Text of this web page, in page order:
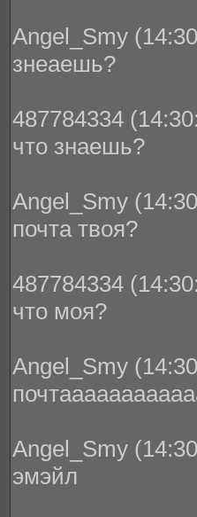
Angel_Smy
знеаешь?
487784334
что знаешь?
Angel_Smy
почта твоя?
487784334
что моя?
Angel_Smy
Angel_Smy
эмэйл